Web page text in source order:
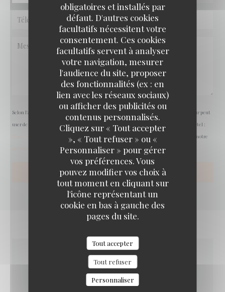
obligatoires et installés par
défaut. D'autres cookies
facultatifs nécessitent votre
consentement. Ces cookies
facultatifs servent à analyser
votre navigation, mesurer
l'audience du site, proposer
des fonctionnalités (ex : en
lien avec les réseaux sociaux)
ou afficher des publicités ou
contenus personnalisés.
Cliquez sur « Tout accepter
», « Tout refuser » ou «
Personnaliser » pour gérer
vos préférences. Vous
pouvez modifier vos choix à
tout moment en cliquant sur
l'icône représentant un
cookie en bas à gauche des
pages du site.
Tout accepter
Tout refuser
Personnaliser
Selon l'article L.223-2 du code de la consommation, il est rappelé que le consommateur peut
user de son droit à s'inscrire sur la liste d'opposition au démarchage téléphonique Bloctel :
. Pour plus d'informations sur le traitement de vos données, consultez notre
politique de confidentialité.
INFOS PRATIQUES